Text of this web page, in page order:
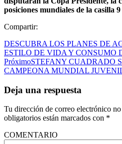
posiciones mundiales de la casilla
Compartir:
DESCUBRA LOS PLANES DE
ESTILO DE VIDA Y CONSUMO
PróximoSTEFANY CUADRADO
CAMPEONA MUNDIAL
Deja una respuesta
Tu dirección de correo electrónico
obligatorios están marcados con *
COMENTARIO